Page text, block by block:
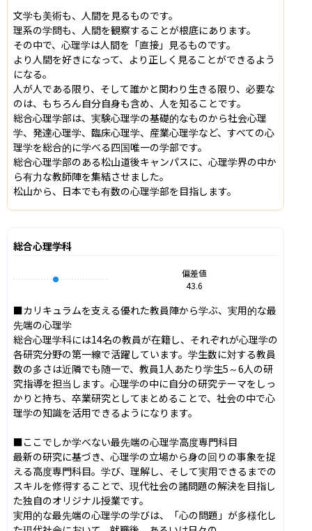
文学も美術も、人間を見るものです。
理系の学問も、人間を観察することが根底にあります。
その中で、心理学は人間を「直接」見るものです。
より人間を好きになって、より正しく見ることができるよう
になる。
人が人である限り、そして誰かと関わり生きる限り、必要な
のは、もちろん自分自身も含め、人を知ることです。
総合心理学部は、実験心理学の基礎的なものから社会心理
学、発達心理学、臨床心理学、産業心理学など、すべての心
理学を総合的に学べる四国唯一の学部です。
総合心理学部のある松山道後キャンパスに、心理学界の中か
ら有力な教師陣を集結させました。
松山から、日本でも有数の心理学部を目指します。
総合心理学科
偏差値
43.6
■カリキュラムを支える優れた教員陣から学ぶ、実用的な最
先端の心理学
総合心理学科には14名の教員が在籍し、それぞれが心理学の
各研究分野の第一線で活躍しています。学生数に対する教員
数の多さは近隣でも随一で、教員1人あたり学生5～6人の研
究指導を担当します。心理学の中に自分の研究テーマをしっ
かりと持ち、卒業研究としてまとめることで、社会の中で心
理学の知識を活用できるようになります。
■ここでしか学べない最先端の心理学高度専門科目
最新の研究に基づき、心理学の立場から身の回りの事象を捉
える高度専門科目。学び、理解し、そして実用できるまでの
スキルを修得することで、現代社会の諸問題の解決を目指し
た独自のオリジナル授業です。
実用的な最先端の心理学の学びは、「心の問題」が多様化し